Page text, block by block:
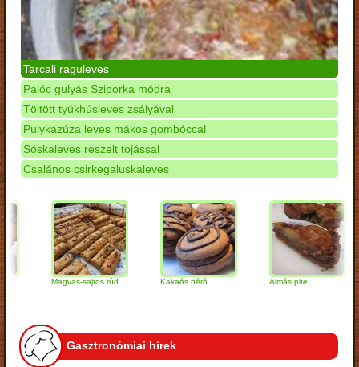
Tarcali raguleves
Palóc gulyás Sziporka módra
Töltött tyúkhúsleves zsályával
Pulykazúza leves mákos gombóccal
Sóskaleves reszelt tojással
Csalános csirkegaluskaleves
Magvas-sajtos rúd Kakaós néró Almás pite
Gasztronómiai hírek